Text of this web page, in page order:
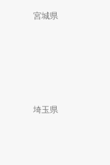
宮城県
埼玉県